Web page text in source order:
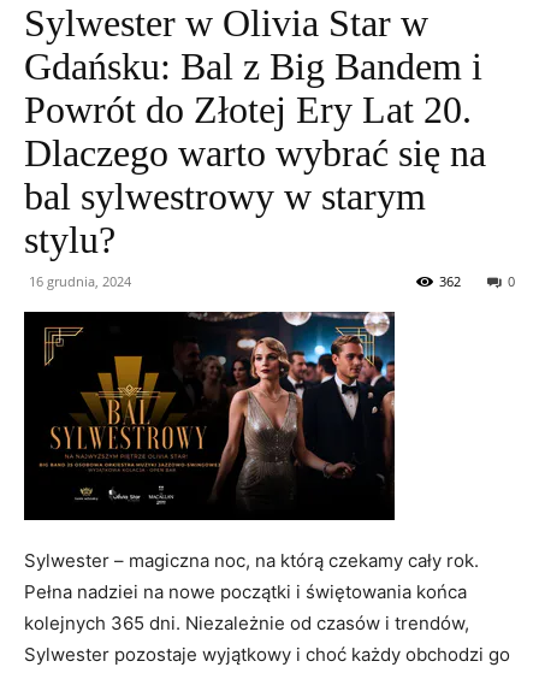
Sylwester w Olivia Star w
Gdańsku: Bal z Big Bandem i
Powrót do Złotej Ery Lat 20.
Dlaczego warto wybrać się na
bal sylwestrowy w starym
stylu?
16 grudnia, 2024 0
362
Sylwester – magiczna noc, na którą czekamy cały rok.
Pełna nadziei na nowe początki i świętowania końca
kolejnych 365 dni. Niezależnie od czasów i trendów,
Sylwester pozostaje wyjątkowy i choć każdy obchodzi go